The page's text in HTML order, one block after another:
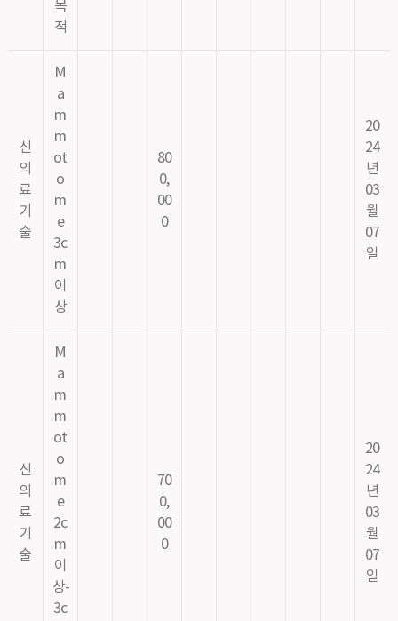
목
적
신
의
료
기
술
M
a
m
m
ot
o
m
e
3c
m
이
상
80
0,
00
0
20
24
년
03
월
07
일
신
의
료
기
술
M
a
m
m
ot
o
m
e
2c
m
이
상-
3c
70
0,
00
0
20
24
년
03
월
07
일